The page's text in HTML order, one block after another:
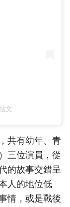
文
共有幼年、青
三位演員，從
的故事交錯呈
人的地位低
情，或是戰後